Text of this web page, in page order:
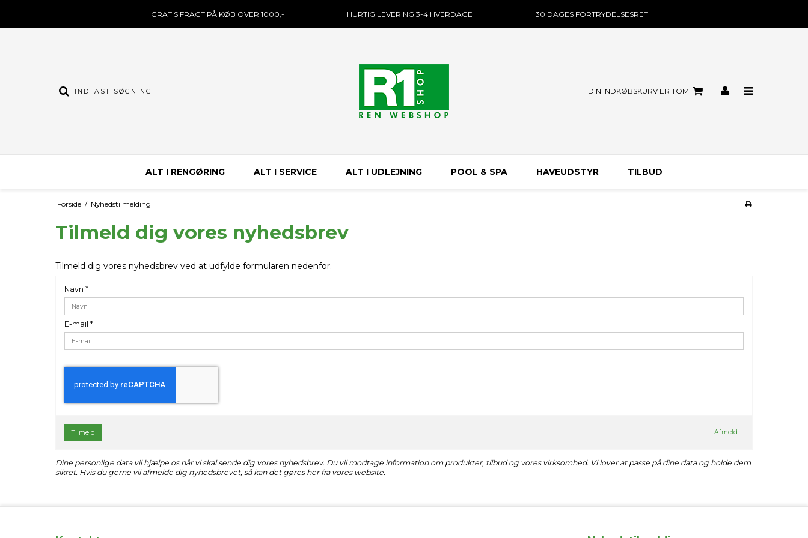
GRATIS FRAGTPÅ KØB OVER 1000,- HURTIG LEVERING 3-4 HVERDAGE 30 DAGESFORTRYDELSESRET
DIN INDKØBSKURV ER TOM
ALT I RENGØRING ALT I SERVICE ALT I UDLEJNING POOL & SPA HAVEUDSTYR TILBUD
Forside / Nyhedstilmelding
Tilmeld dig vores nyhedsbrev
Tilmeld dig vores nyhedsbrev ved at udfylde formularen nedenfor.
Navn *
E-mail *
Tilmeld Afmeld
Dine personlige data vil hjælpe os når vi skal sende dig vores nyhedsbrev. Du vil modtage information om produkter, tilbud og vores virksomhed. Vi lover at passe på dine data og holde dem
sikret. Hvis du gerne vil afmelde dig nyhedsbrevet, så kan det gøres her fra vores website.